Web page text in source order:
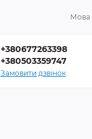
Мова
+380677263398
+380503359747
Замовити дзвінок